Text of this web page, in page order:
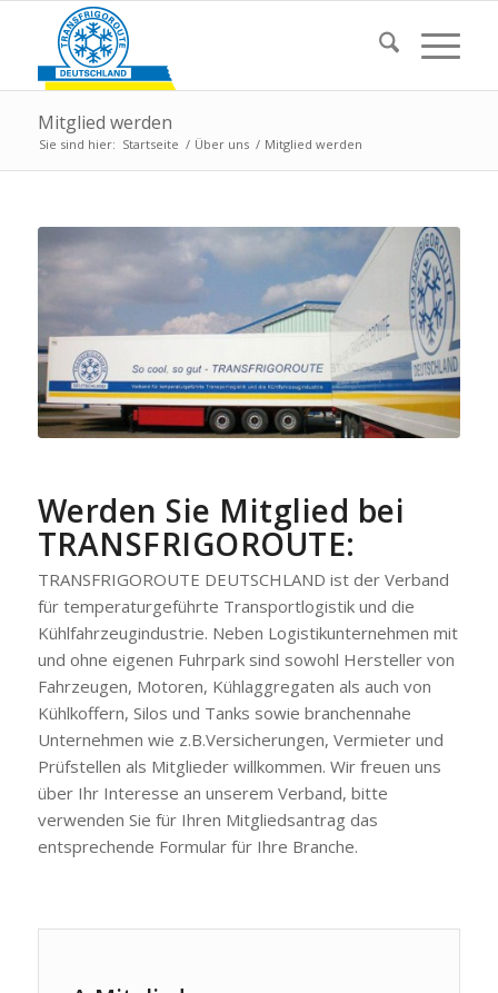
Mitglied werden
Sie sind hier: Startseite / Über uns / Mitglied werden
Werden Sie Mitglied bei
TRANSFRIGOROUTE:
TRANSFRIGOROUTE DEUTSCHLAND ist der Verband
für temperaturgeführte Transportlogistik und die
Kühlfahrzeugindustrie. Neben Logistikunternehmen mit
und ohne eigenen Fuhrpark sind sowohl Hersteller von
Fahrzeugen, Motoren, Kühlaggregaten als auch von
Kühlkoffern, Silos und Tanks sowie branchennahe
Unternehmen wie z.B.Versicherungen, Vermieter und
Prüfstellen als Mitglieder willkommen. Wir freuen uns
über Ihr Interesse an unserem Verband, bitte
verwenden Sie für Ihren Mitgliedsantrag das
entsprechende Formular für Ihre Branche.